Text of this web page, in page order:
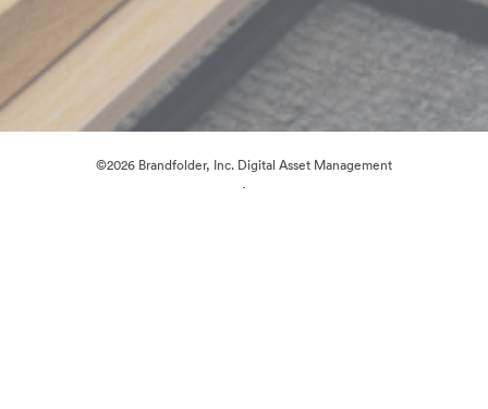
©2026 Brandfolder, Inc. Digital Asset Management
·